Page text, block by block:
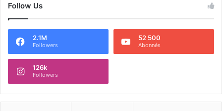
Follow Us
2.1M
Followers
52 500
Abonnés
126k
Followers